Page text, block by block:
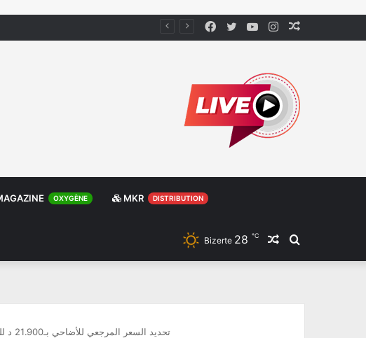
Instagram
YouTube
Twitter
Facebook
OXYGÈNE MKR DISTRIBUTION
Rechercher
Article
Bizerte 28 ℃
تحديد السعر المرجعي للأضاحي بـ21.900 د للكلغ حيّ في نقاط البيع المنظمة